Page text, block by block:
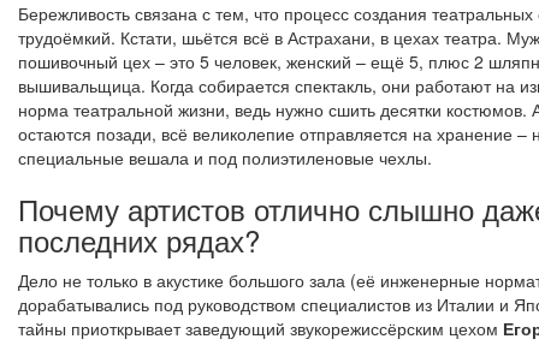
Бережливость связана с тем, что процесс создания театральных
трудоёмкий. Кстати, шьётся всё в Астрахани, в цехах театра.
пошивочный цех – это 5 человек, женский – ещё 5, плюс 2
вышивальщица. Когда собирается спектакль, они работают на
норма театральной жизни, ведь нужно сшить десятки костюмов.
остаются позади, всё великолепие отправляется на хранение –
специальные вешала и под полиэтиленовые чехлы.
Почему артистов отлично слышно
последних рядах?
Дело не только в акустике большого зала (её инженерные
дорабатывались под руководством специалистов из Италии и
тайны приоткрывает заведующий звукорежиссёрским цехом